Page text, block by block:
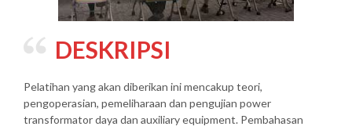
DESKRIPSI
Pelatihan yang akan diberikan ini mencakup teori,
pengoperasian, pemeliharaan dan pengujian power
transformator daya dan auxiliary equipment. Pembahasan